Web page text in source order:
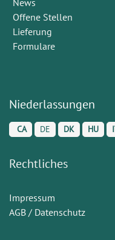
Offene Stellen
Lieferung
Formulare
Niederlassungen
CA DE DK HU
Rechtliches
Impressum
AGB / Datenschutz